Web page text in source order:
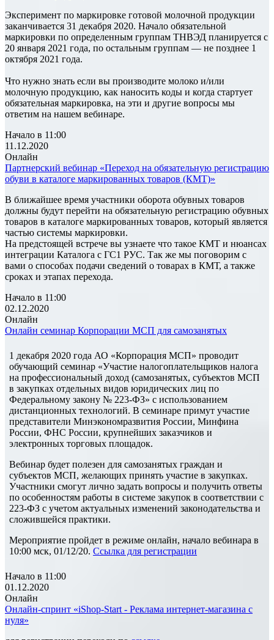
Эксперимент по маркировке готовой молочной продукции
заканчивается 31 декабря 2020. Начало обязательной
маркировки по определенным группам ТНВЭД планируется с
20 января 2021 года, по остальным группам — не позднее 1
октября 2021 года.
Что нужно знать если вы производите молоко и/или
молочную продукцию, как наносить коды и когда стартует
обязательная маркировка, на эти и другие вопросы мы
ответим на нашем вебинаре.
Начало в 11:00
11.12.2020
Онлайн
Партнерский вебинар «Переход на обязательную регистрацию
обуви в каталоге маркированных товаров (КМТ)»
В ближайшее время участники оборота обувных товаров
должны будут перейти на обязательную регистрацию обувных
товаров в каталоге маркированных товаров, который является
частью системы маркировки.
На предстоящей встрече вы узнаете что такое КМТ и нюансах
интеграции Каталога с ГС1 РУС. Так же мы поговорим с
вами о способах подачи сведений о товарах в КМТ, а также
сроках и этапах перехода.
Начало в 11:00
02.12.2020
Онлайн
Онлайн семинар Корпорации МСП для самозанятых
1 декабря 2020 года АО «Корпорация МСП» проводит
обучающий семинар «Участие налогоплательщиков налога
на профессиональный доход (самозанятых, субъектов МСП
в закупках отдельных видов юридических лиц по
Федеральному закону № 223-ФЗ» с использованием
дистанционных технологий. В семинаре примут участие
представители Минэкономразвития России, Минфина
России, ФНС России, крупнейших заказчиков и
электронных торговых площадок.
Вебинар будет полезен для самозанятых граждан и
субъектов МСП, желающих принять участие в закупках.
Участники смогут лично задать вопросы и получить ответы
по особенностям работы в системе закупок в соответствии с
223-ФЗ с учетом актуальных изменений законодательства и
сложившейся практики.
Мероприятие пройдет в режиме онлайн, начало вебинара в
10:00 мск, 01/12/20. Ссылка для регистрации
Начало в 11:00
01.12.2020
Онлайн
Онлайн-спринт «iShop-Start - Реклама интернет-магазина с
нуля»